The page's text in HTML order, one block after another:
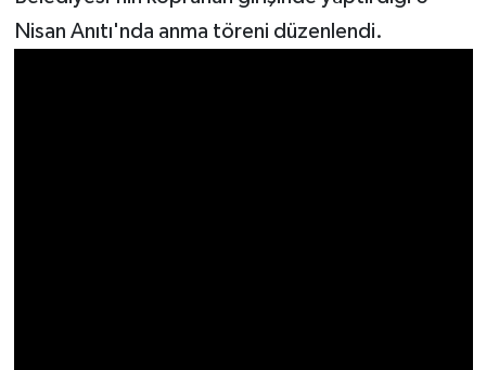
Nisan Anıtı'nda anma töreni düzenlendi.